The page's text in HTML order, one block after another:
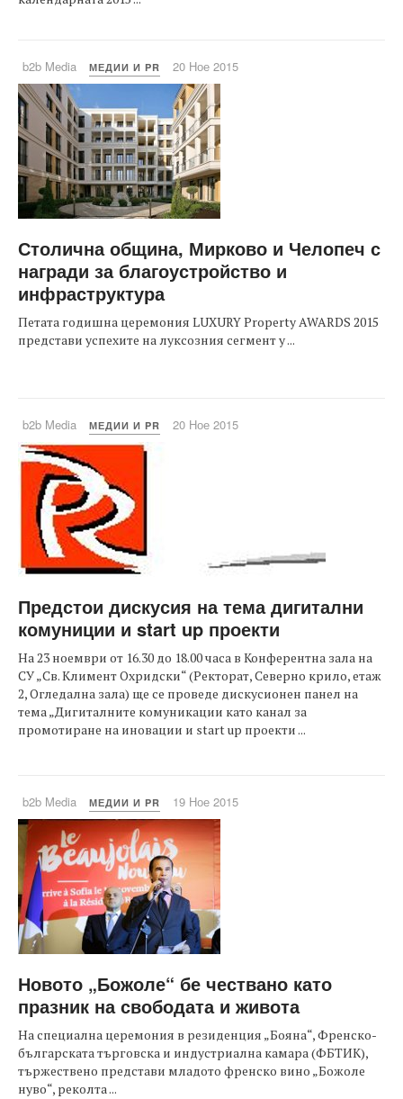
b2b Media МЕДИИ И PR 20 Ное 2015
Столична община, Мирково и Челопеч с
награди за благоустройство и
инфраструктура
Петата годишна церемония LUXURY Property AWARDS 2015
представи успехите на луксозния сегмент у ...
b2b Media МЕДИИ И PR 20 Ное 2015
Предстои дискусия на тема дигитални
комуниции и start up проекти
На 23 ноември от 16.30 до 18.00 часа в Конферентна зала на
СУ „Св. Климент Охридски“ (Ректорат, Северно крило, етаж
2, Огледална зала) ще се проведе дискусионен панел на
тема „Дигиталните комуникации като канал за
промотиране на иновации и start up проекти ...
b2b Media МЕДИИ И PR 19 Ное 2015
Новото „Божоле“ бе чествано като
празник на свободата и живота
На специална церемония в резиденция „Бояна“, Френско-
българската търговска и индустриална камара (ФБТИК),
тържествено представи младото френско вино „Божоле
нуво“, реколта ...